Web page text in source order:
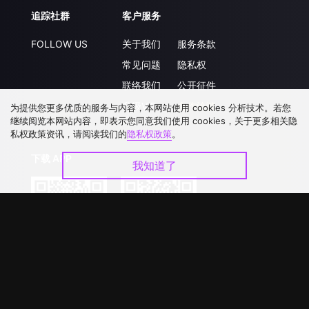
追踪社群
FOLLOW US
客户服务
关于我们
常见问题
联络我们
升级VIP
服务条款
隐私权
公开征件
合作洽談
为提供您更多优质的服务与内容，本网站使用 cookies 分析技术。若您
继续阅览本网站内容，即表示您同意我们使用 cookies，关于更多相关隐
私权政策资讯，请阅读我们的隐私权政策。
我知道了